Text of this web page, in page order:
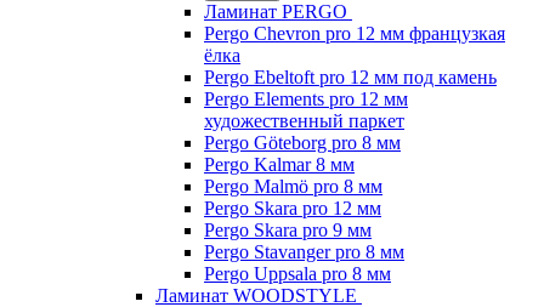
Ламинат PERGO
Pergo Chevron pro 12 мм французкая
ёлка
Pergo Ebeltoft pro 12 мм под камень
Pergo Elements pro 12 мм
художественный паркет
Pergo Göteborg pro 8 мм
Pergo Kalmar 8 мм
Pergo Malmö pro 8 мм
Pergo Skara pro 12 мм
Pergo Skara pro 9 мм
Pergo Stavanger pro 8 мм
Pergo Uppsala pro 8 мм
Ламинат WOODSTYLE